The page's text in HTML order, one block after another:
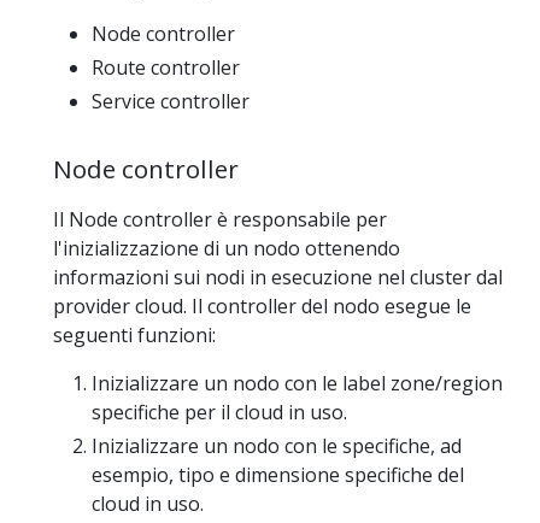
Node controller
Route controller
Service controller
Node controller
Il Node controller è responsabile per
l'inizializzazione di un nodo ottenendo
informazioni sui nodi in esecuzione nel cluster dal
provider cloud. Il controller del nodo esegue le
seguenti funzioni:
Inizializzare un nodo con le label zone/region
specifiche per il cloud in uso.
Inizializzare un nodo con le specifiche, ad
esempio, tipo e dimensione specifiche del
cloud in uso.